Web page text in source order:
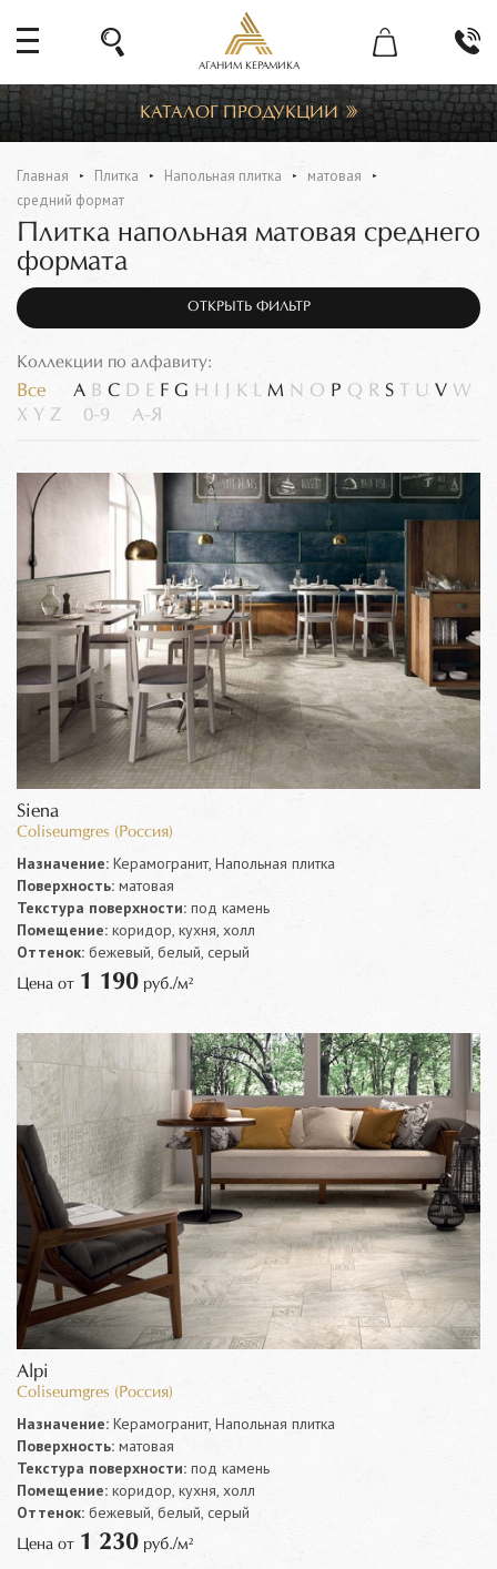
АГАНИМ КЕРАМИКА
КАТАЛОГ ПРОДУКЦИИ
Главная Плитка Напольная плитка
матовая
средний формат
Плитка напольная матовая среднего
формата
ОТКРЫТЬ ФИЛЬТР
Коллекции по алфавиту:
Все A B C D E F G H K L M N O P Q R S U V W
X Y Z 0-9 А-Я
Siena
Coliseumgres (Россия)
Назначение: Керамогранит, Напольная плитка
Поверхность: матовая
Текстура поверхности: под камень
Помещение: коридор, кухня, холл
Оттенок: бежевый, белый, серый
Цена от 1 190 руб./м²
Alpi
Coliseumgres (Россия)
Назначение: Керамогранит, Напольная плитка
Поверхность: матовая
Текстура поверхности: под камень
Помещение: коридор, кухня, холл
Оттенок: бежевый, белый, серый
Цена от 1 230 руб./м²